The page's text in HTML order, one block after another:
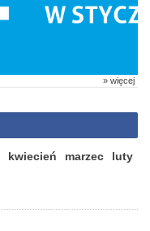
» więcej
kwiecień marzec
luty